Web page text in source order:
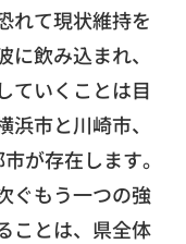
れて現状維持を
飲み込まれ、
ていくことは目
市と川崎市、
が存在します。
ぐもう一つの強
とは、 県全体